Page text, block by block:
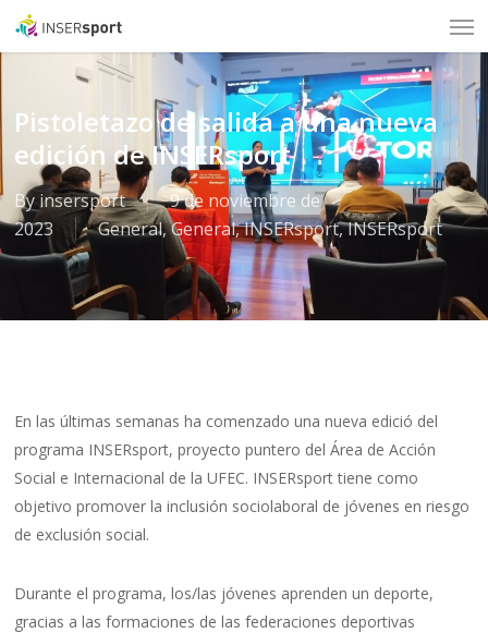
Pistoletazo de salida a una nueva
edición de INSERsport
By insersport
9 de noviembre de
2023
General,General,INSERsport,INSERsport
En las últimas semanas ha comenzado una nueva edició del
programa INSERsport, proyecto puntero del Área de Acción
Social e Internacional de la UFEC. INSERsport tiene como
objetivo promover la inclusión sociolaboral de jóvenes en riesgo
de exclusión social.
Durante el programa, los/las jóvenes aprenden un deporte,
gracias a las formaciones de las federaciones deportivas